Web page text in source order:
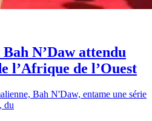
N’Daw attendu
l’Afrique de l’Ouest
Bah N'Daw, entame une série
du